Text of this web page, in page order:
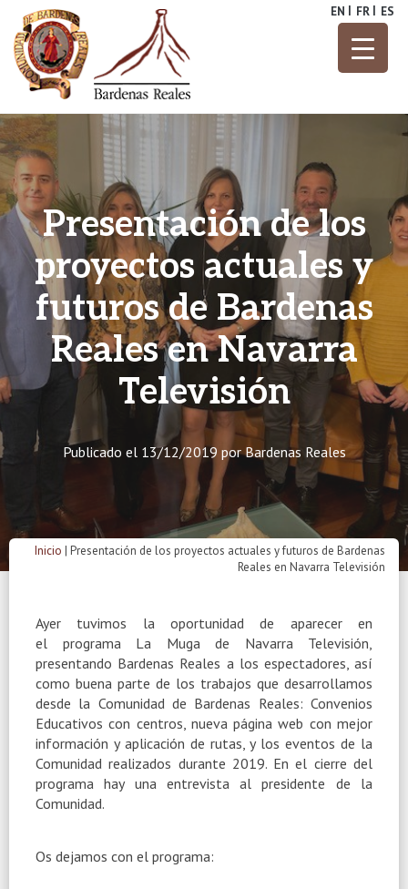
content
Bardenas
Reales
Parque Natural
EN FR ES
Presentación de los
proyectos actuales y
futuros de Bardenas
Reales en Navarra
Televisión
Publicado el 13/12/2019 porBardenas Reales
Inicio | Presentación de los proyectos actuales y futuros de Bardenas
Reales en Navarra Televisión
Ayer tuvimos la oportunidad de aparecer en
el programa La Muga de Navarra Televisión,
presentando Bardenas Reales a los espectadores, así
como buena parte de los trabajos que desarrollamos
desde la Comunidad de Bardenas Reales: Convenios
Educativos con centros, nueva página web con mejor
información y aplicación de rutas, y los eventos de la
Comunidad realizados durante 2019. En el cierre del
programa hay una entrevista al presidente de la
Comunidad.
Os dejamos con el programa: